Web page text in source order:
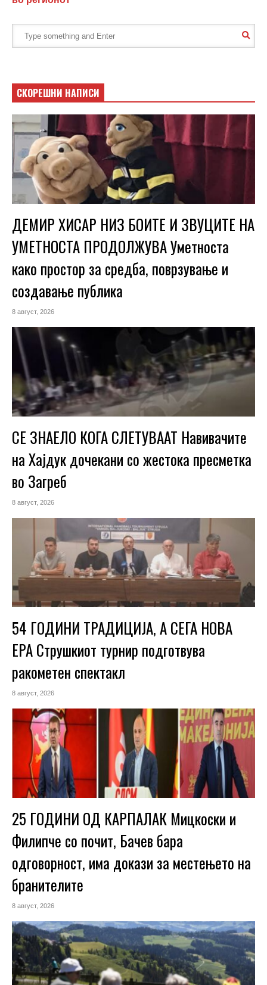
СКОРЕШНИ НАПИСИ
ДЕМИР ХИСАР НИЗ БОИТЕ И ЗВУЦИТЕ НА
УМЕТНОСТА ПРОДОЛЖУВА Уметноста
како простор за средба, поврзување и
создавање публика
8 август, 2026
СЕ ЗНАЕЛО КОГА СЛЕТУВААТ Навивачите
на Хајдук дочекани со жестока пресметка
во Загреб
8 август, 2026
54 ГОДИНИ ТРАДИЦИЈА, А СЕГА НОВА
ЕРА Струшкиот турнир подготвува
ракометен спектакл
8 август, 2026
25 ГОДИНИ ОД КАРПАЛАК Мицкоски и
Филипче со почит, Бачев бара
одговорност, има докази за местењето на
бранителите
8 август, 2026